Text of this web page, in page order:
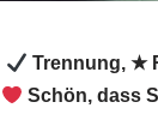
Trennung, ★
Schön, dass